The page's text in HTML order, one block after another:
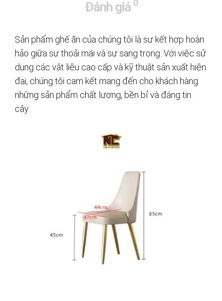
Đánh giá 0
Sản phẩm ghế ăn của chúng tôi là sự kết hợp hoàn
hảo giữa sự thoải mái và sự sang trọng. Với việc sử
dụng các vật liệu cao cấp và kỹ thuật sản xuất hiện
đại, chúng tôi cam kết mang đến cho khách hàng
những sản phẩm chất lượng, bền bỉ và đáng tin
cậy.